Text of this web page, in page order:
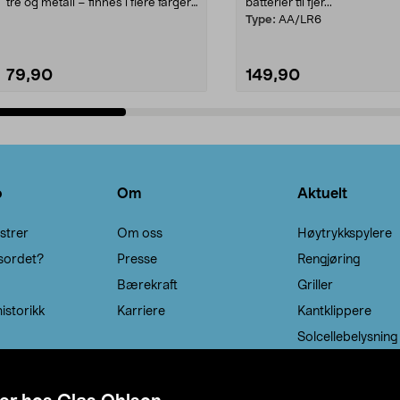
tre og metall – finnes i flere farger.
79,90
batterier til fjer...
Type: AA/LR6
149,90
Om
Om oss
Presse
Bærekraft
Karriere
Aktuelt
Høytrykkspylere
Rengjøring
Griller
Kantklippere
Solcellebelysning